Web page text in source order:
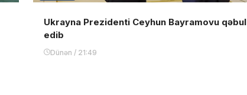
Ukrayna Prezidenti Ceyhun Bayramovu qəbul
edib
Dünən / 21:49